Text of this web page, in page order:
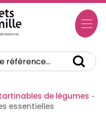
de légumes ·
essentielles